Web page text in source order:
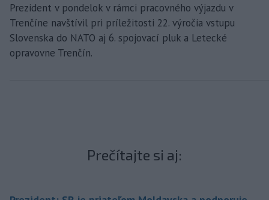
Prezident v pondelok v rámci pracovného výjazdu v
Trenčíne navštívil pri príležitosti 22. výročia vstupu
Slovenska do NATO aj 6. spojovací pluk a Letecké
opravovne Trenčín.
Prečítajte si aj: